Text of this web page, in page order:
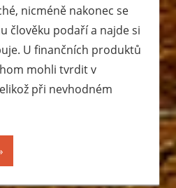
nicméně nakonec se
člověku podaří a najde si
U finančních produktů
mohli tvrdit v
při nevhodném